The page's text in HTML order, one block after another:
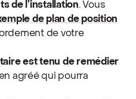
de l’installation. Vous
de plan de position
de votre
est tenu de remédier
agréé qui pourra